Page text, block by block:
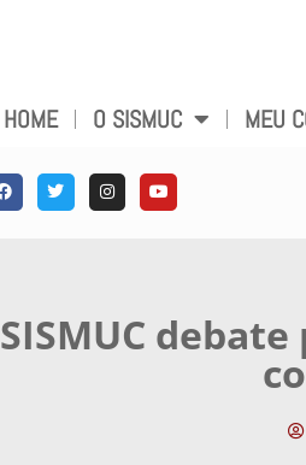
HOME O SISMUC MEU
SISMUC